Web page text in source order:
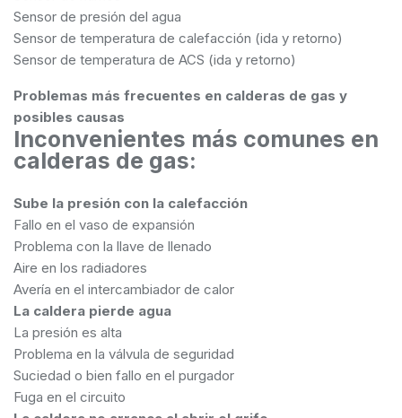
Sensor de presión del agua
Sensor de temperatura de calefacción (ida y retorno)
Sensor de temperatura de ACS (ida y retorno)
Problemas más frecuentes en calderas de gas y
posibles causas
Inconvenientes más comunes en
calderas de gas:
Sube la presión con la calefacción
Fallo en el vaso de expansión
Problema con la llave de llenado
Aire en los radiadores
Avería en el intercambiador de calor
La caldera pierde agua
La presión es alta
Problema en la válvula de seguridad
Suciedad o bien fallo en el purgador
Fuga en el circuito